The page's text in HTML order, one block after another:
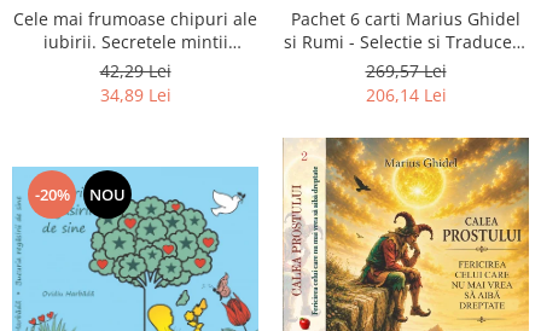
Cele mai frumoase chipuri ale
iubirii. Secretele mintii
omenesti in opera marelui
initiat, Rumi
42,29 Lei
34,89 Lei
Pachet 6 carti Marius Ghidel
si Rumi - Selectie si Traducere
de Marius Ghidel
269,57 Lei
206,14 Lei
-20% NOU